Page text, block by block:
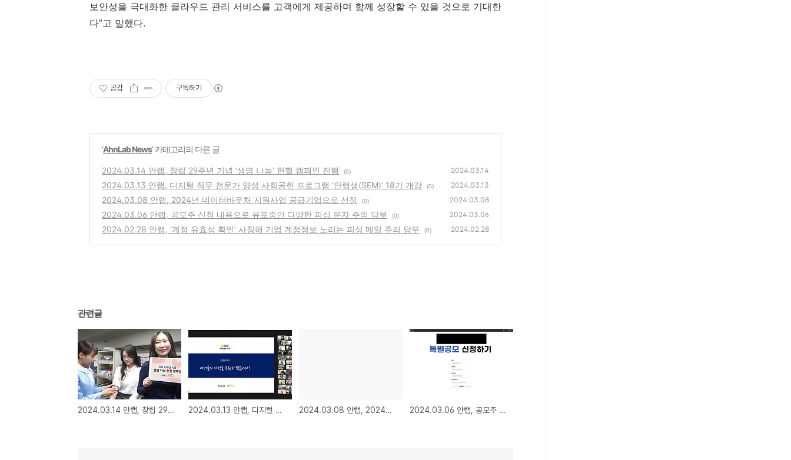
보안성을 극대화한 클라우드 관리 서비스를 고객에게 제공하며 함께 성장할 수 있을 것으로 기대한
다”고 말했다.
공감 구독하기
'AhnLab News' 카테고리의 다른 글
2024.03.14 안랩, 창립 29주년 기념 ‘생명 나눔’ 헌혈 캠페인 진행 (0) 2024.03.14
2024.03.13 안랩, 디지털 직무 전문가 양성 사회공헌 프로그램 ‘안랩샘(SEM)’ 18기 개강 (0) 2024.03.13
2024.03.08 안랩, 2024년 데이터바우처 지원사업 공급기업으로 선정 (0) 2024.03.08
2024.03.06 안랩, 공모주 신청 내용으로 유포중인 다양한 피싱 문자 주의 당부 (0) 2024.03.06
2024.02.28 안랩, ‘계정 유효성 확인’ 사칭해 기업 계정정보 노리는 피싱 메일 주의 당부 (0) 2024.02.28
관련글
2024.03.14 안랩, 창립 29주년 기념 ‘생명 나눔’ 헌혈 캠페인 진행 2024.03.13 안랩, 디지털 직무 전문가 양성 사회공헌 프로그램 ‘안랩샘(SEM)’ 18기 개강 2024.03.08 안랩, 2024년 데이터바우처 지원사업 공급기업으로 선정 2024.03.06 안랩, 공모주 신청 내용으로 유포중인 다양한 피싱 문자 주의 당부